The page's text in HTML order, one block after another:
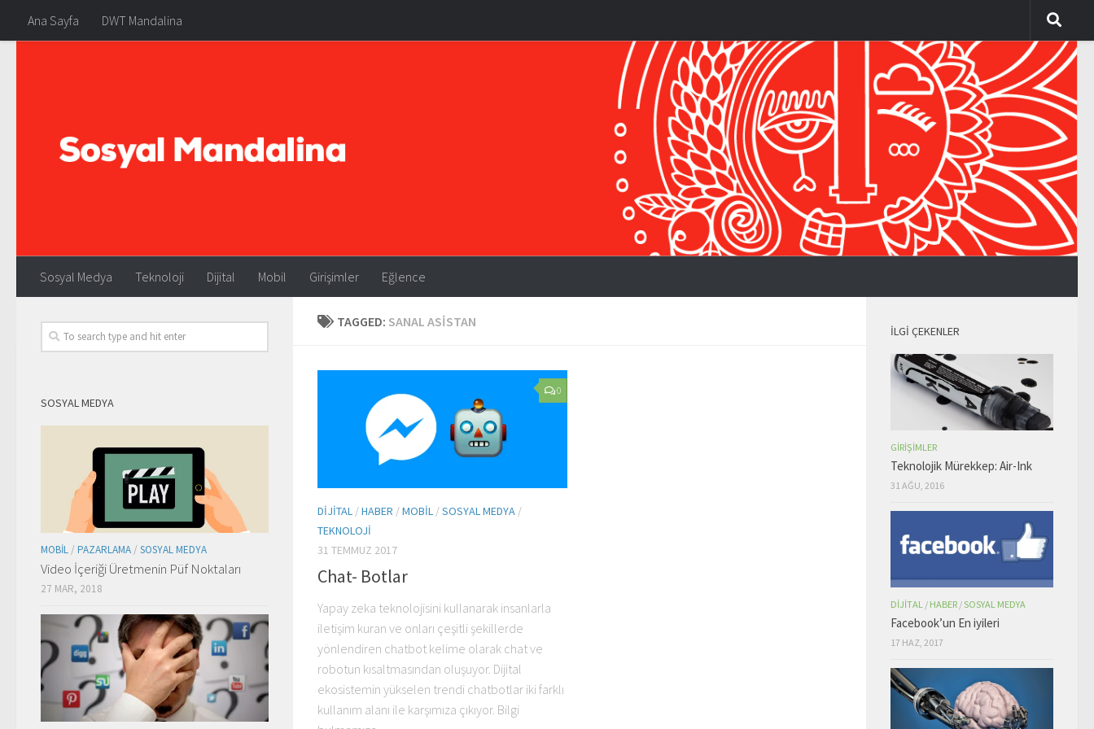
Ana Sayfa DWT Mandalina
Sosyal Medya Teknoloji Dijital Mobil Girişimler Eğlence
TAGGED: SANAL ASISTAN
0
DIJITAL /HABER /MOBIL /SOSYAL MEDYA /
TEKNOLOJI
31 TEMMUZ 2017
Chat- Botlar
Yapay zeka teknolojisini kullanarak insanlarla
iletişim kuran ve onları çeşitli şekillerde
yönlendiren chatbot kelime olarak chat ve
robotun kısaltmasından oluşuyor. Dijital
ekosistemin yükselen trendi chatbotlar iki farklı
kullanım alanı ile karşımıza çıkıyor. Bilgi
SOSYAL MEDYA
MOBIL / PAZARLAMA / SOSYAL MEDYA
Video İçeriği Üretmenin Püf Noktaları
27 MAR, 2018
İLGI ÇEKENLER
GIRIŞIMLER
Teknolojik Mürekkep: Air-Ink
31 AĞU, 2016
DIJITAL / HABER /SOSYAL MEDYA
Facebook’un En iyileri
17 HAZ, 2017